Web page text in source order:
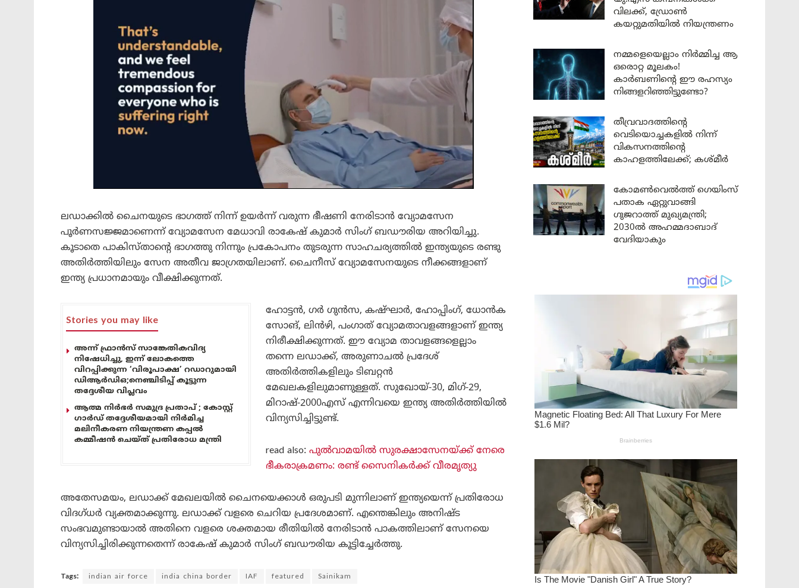
ലഡാക്കില്‍ ചൈനയുടെ ഭാഗത്ത് നിന്ന് ഉയര്‍ന്ന് വരുന്ന ഭീഷണി നേരിടാന്‍ വ്യോമസേന
പൂര്‍ണസജ്ജമാണെന്ന് വ്യോമസേന മേധാവി രാകേഷ് കുമാര്‍ സിംഗ് ബഡൗരിയ അറിയിച്ചു.
കൂടാതെ പാകിസ്താന്റെ ഭാഗത്തു നിന്നും പ്രകോപനം തുടരുന്ന സാഹചര്യത്തിൽ ഇന്ത്യയുടെ രണ്ടു
അതിർത്തിയിലും സേന അതീവ ജാഗ്രതയിലാണ്. ചൈനീസ് വ്യോമസേനയുടെ നീക്കങ്ങളാണ്
ഇന്ത്യ പ്രധാനമായും വീക്ഷിക്കുന്നത്.
Stories you may like
അന്ന് ഫ്രാൻസ് സാങ്കേതികവിദ്യ
നിഷേധിച്ചു, ഇന്ന് ലോകത്തെ
വിറപ്പിക്കുന്ന ‘വിരൂപാക്ഷ’ റഡാറുമായി
ഡിആർഡിഒ;നെഞ്ചിടിപ്പ് കൂട്ടുന്ന
തദ്ദേശീയ വിപ്ലവം
ആത്മ നിർഭർ സമുദ്ര പ്രതാപ് ; കോസ്റ്റ്
ഗാർഡ് തദ്ദേശീയമായി നിർമിച്ച
മലിനീകരണ നിയന്ത്രണ കപ്പൽ
കമ്മീഷൻ ചെയ്ത് പ്രതിരോധ മന്ത്രി
ഹോട്ടന്‍, ഗര്‍ ഗുന്‍സ, കഷ്ഘാര്‍, ഹോപ്പിംഗ്, ധോന്‍ക
സോങ്, ലിന്‍ഴി, പംഗാത് വ്യോമതാവളങ്ങളാണ് ഇന്ത്യ
നിരീക്ഷിക്കുന്നത്. ഈ വ്യോമ താവളങ്ങളെല്ലാം
തന്നെ ലഡാക്ക്, അരുണാചല്‍ പ്രദേശ്
അതിര്‍ത്തികളിലും ടിബറ്റന്‍
മേഖലകളിലുമാണുള്ളത്. സുഖോയ്-30, മിഗ്-29,
മിറാഷ്-2000എസ് എന്നിവയെ ഇന്ത്യ അതിര്‍ത്തിയില്‍
വിന്യസിച്ചിട്ടുണ്ട്.
read also: പുൽവാമയിൽ സുരക്ഷാസേനയ്ക്ക് നേരെ
ഭീകരാക്രമണം: രണ്ട് സൈനികര്‍ക്ക് വീരമൃത്യു
അതേസമയം, ലഡാക്ക് മേഖലയില്‍ ചൈനയെക്കാള്‍ ഒരുപടി മുന്നിലാണ് ഇന്ത്യയെന്ന് പ്രതിരോധ
വിദഗ്ധര്‍ വ്യക്തമാക്കുന്നു. ലഡാക്ക് വളരെ ചെറിയ പ്രദേശമാണ്. എന്തെങ്കിലും അനിഷ്ട
സംഭവമുണ്ടായാല്‍ അതിനെ വളരെ ശക്തമായ രീതിയില്‍ നേരിടാന്‍ പാകത്തിലാണ് സേനയെ
വിന്യസിച്ചിരിക്കുന്നതെന്ന് രാകേഷ് കുമാര്‍ സിംഗ് ബഡൗരിയ കൂട്ടിച്ചേർത്തു.
Tags: indian air force india china border IAF featured Sainikam
വിലക്ക്, ഡ്രോൺ
കയറ്റുമതിയിൽ നിയന്ത്രണം
നമ്മളെയെല്ലാം നിർമ്മിച്ച ആ
ഒരൊറ്റ മൂലകം!
കാർബണിന്റെ ഈ രഹസ്യം
നിങ്ങളറിഞ്ഞിട്ടുണ്ടോ?
തീവ്രവാദത്തിന്റെ
വെടിയൊച്ചകളിൽ നിന്ന്
വികസനത്തിന്റെ
കാഹളത്തിലേക്ക്; കശ്മീർ
കോമൺവെൽത്ത് ഗെയിംസ്
പതാക ഏറ്റുവാങ്ങി
ഗുജറാത്ത് മുഖ്യമന്ത്രി;
2030ൽ അഹമ്മദാബാദ്
വേദിയാകും